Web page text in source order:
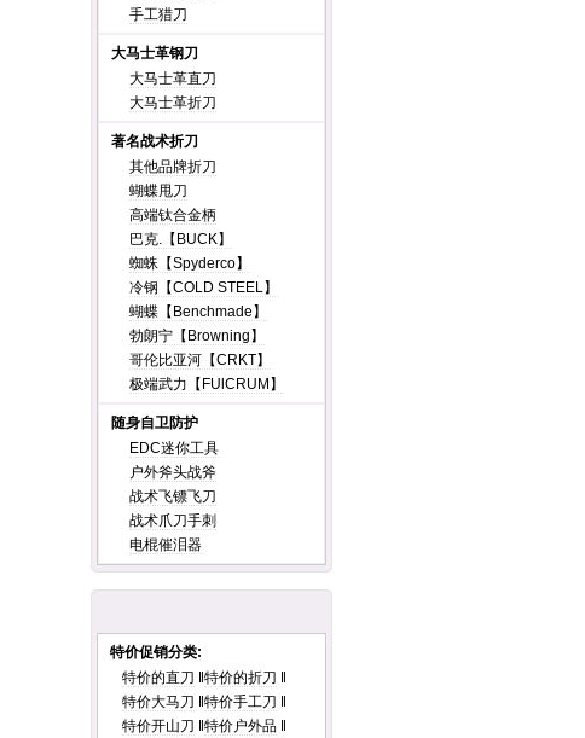
手工猎刀
大马士革钢刀
大马士革直刀
大马士革折刀
著名战术折刀
其他品牌折刀
蝴蝶甩刀
高端钛合金柄
巴克.【BUCK】
蜘蛛【Spyderco】
冷钢【COLD STEEL】
蝴蝶【Benchmade】
勃朗宁【Browning】
哥伦比亚河【CRKT】
极端武力【FUlCRUM】
随身自卫防护
EDC迷你工具
户外斧头战斧
战术飞镖飞刀
战术爪刀手刺
电棍催泪器
特价促销分类:
特价的直刀
特价的折刀
特价大马刀
特价手工刀
特价开山刀
特价户外品‖